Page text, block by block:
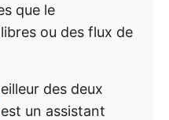
que le
ou des flux de
des deux
est un assistant